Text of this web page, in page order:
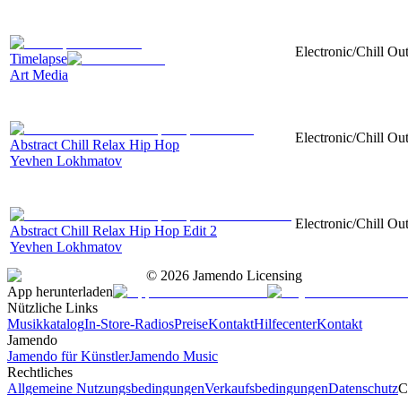
Timelapse
Art Media
Electronic/Chill
Abstract Chill Relax Hip Hop
Yevhen Lokhmatov
Electronic/Chill
Abstract Chill Relax Hip Hop Edit 2
Yevhen Lokhmatov
Electronic/Chill
© 2026 Jamendo Licensing
App herunterladen
Nützliche Links
MusikkatalogIn-Store-RadiosPreiseKontaktHilfecenterKontakt
Jamendo
Jamendo für KünstlerJamendo Music
Rechtliches
Allgemeine NutzungsbedingungenVerkaufsbedingungenDatenschutz